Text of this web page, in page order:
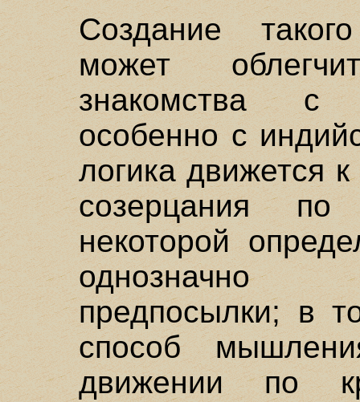
Создание
может
знакомства с
особенно с
логика движется
созерцания
некоторой
однозначно
предпосылки; в
способ
движении по